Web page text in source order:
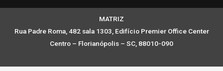
MATRIZ
Rua Padre Roma, 482 sala 1303, Edifício Premier Office Center
Centro – Florianópolis – SC, 88010-090